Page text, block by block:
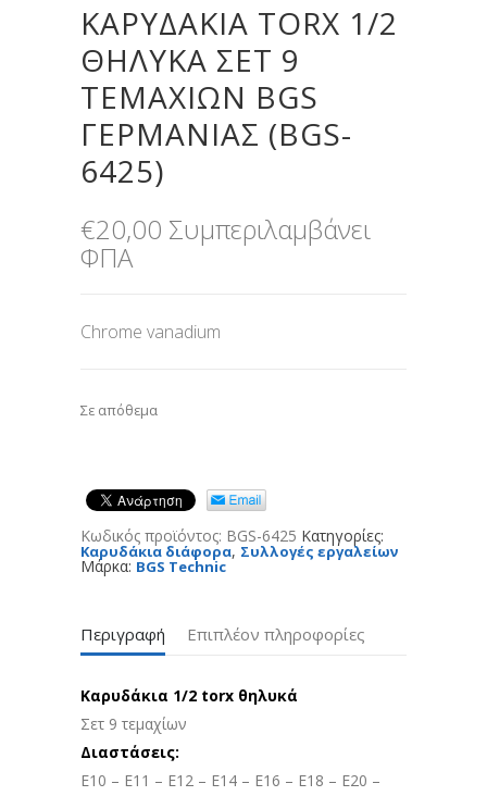
ΚΑΡΥΔΆΚΙΑ TORX 1/2
ΘΗΛΥΚΆ ΣΕΤ 9
ΤΕΜΑΧΊΩΝ BGS
ΓΕΡΜΑΝΊΑΣ (BGS-
6425)
€20,00 Συμπεριλαμβάνει
ΦΠΑ
Chrome vanadium
Σε απόθεμα
Κωδικός προϊόντος: BGS-6425 Κατηγορίες:
Καρυδάκια διάφορα, Συλλογές εργαλείων
Μάρκα: BGS Technic
Περιγραφή Επιπλέον πληροφορίες
Καρυδάκια 1/2 torx θηλυκά
Σετ 9 τεμαχίων
Διαστάσεις:
E10 – E11 – E12 – E14 – E16 – E18 – E20 –